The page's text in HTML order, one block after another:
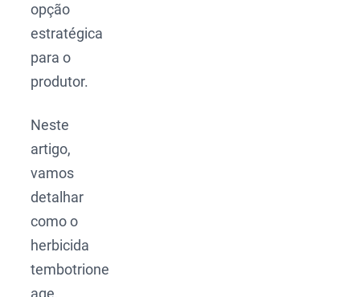
opção
estratégica
para o
produtor.
Neste
artigo,
vamos
detalhar
como o
herbicida
tembotrione
age,